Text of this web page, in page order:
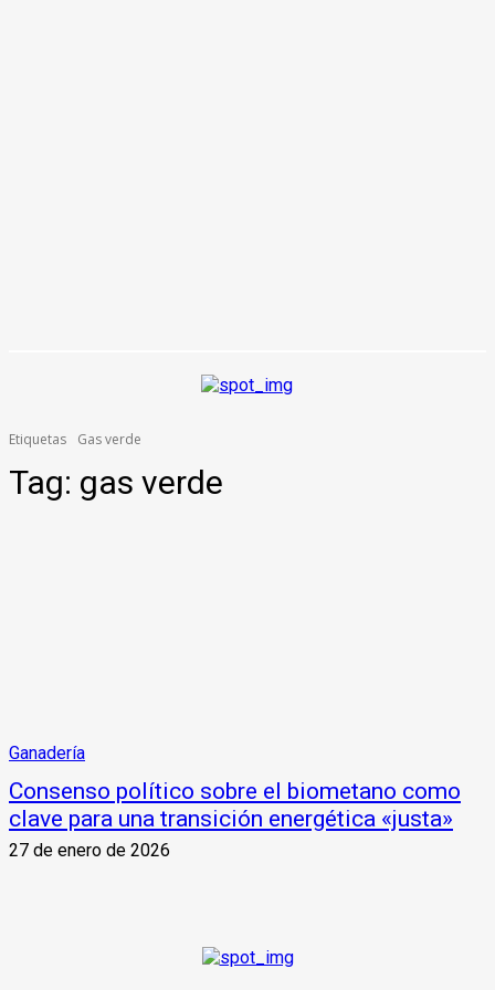
Etiquetas Gas verde
Tag: gas verde
Ganadería
Consenso político sobre el biometano como
clave para una transición energética «justa»
27 de enero de 2026